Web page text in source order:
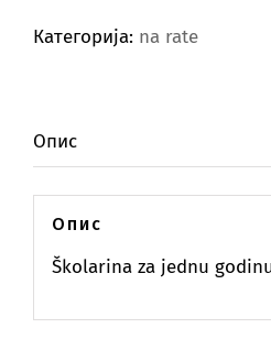
na
rate
Категорија: na rate
Опис
Опис
Školarina za jednu